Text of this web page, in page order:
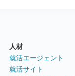
人材
就活エージェント
就活サイト